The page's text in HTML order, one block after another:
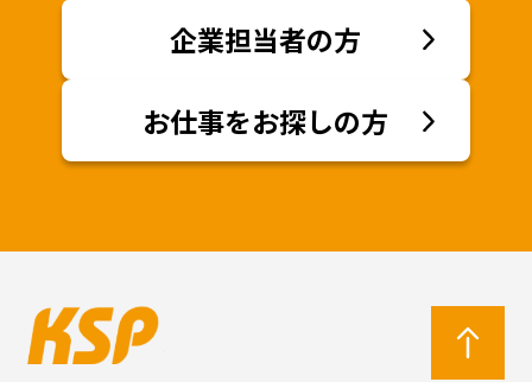
企業担当者の方
お仕事をお探しの方